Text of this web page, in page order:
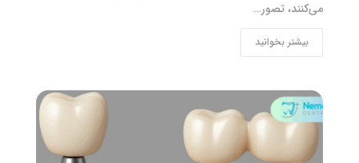
می‌کنند، تصور…
بیشتر بخوانید